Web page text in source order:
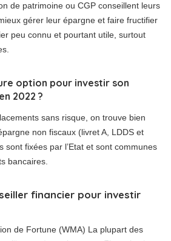
de patrimoine ou CGP conseillent leurs
gérer leur épargne et faire fructifier
peu connu et pourtant utile, surtout
option pour investir son
2022 ?
sans risque, on trouve bien
non fiscaux (livret A, LDDS et
sont fixées par l’Etat et sont communes
bancaires.
financier pour investir
de Fortune (WMA) La plupart des